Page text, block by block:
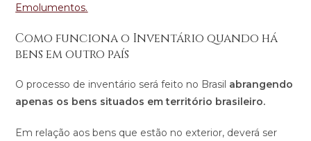
Emolumentos.
Como funciona o Inventário quando há
bens em outro país
O processo de inventário será feito no Brasil abrangendo
apenas os bens situados em território brasileiro.
Em relação aos bens que estão no exterior, deverá ser